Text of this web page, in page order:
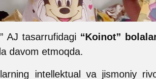
AJ tasarrufidagi “Koinot”
davom etmoqda.
intellektual va jismoniy